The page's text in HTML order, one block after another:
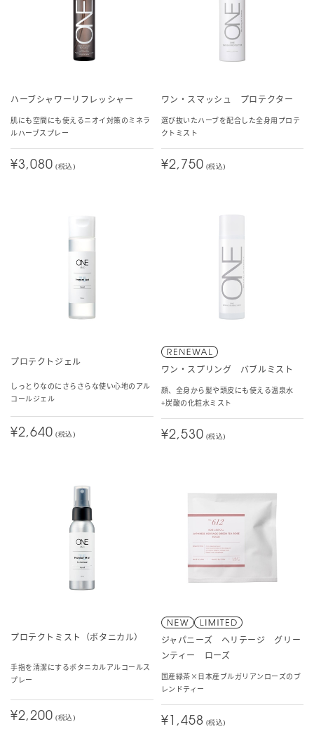
ハーブシャワーリフレッシャー
肌にも空間にも使えるニオイ対策のミネラ
ルハーブスプレー
¥3,080 (税込)
ワン・スマッシュ プロテクター
選び抜いたハーブを配合した全身用プロテ
クトミスト
¥2,750 (税込)
プロテクトジェル
しっとりなのにさらさらな使い心地のアル
コールジェル
¥2,640 (税込)
ワン・スプリング バブルミスト
顔、全身から髪や頭皮にも使える温泉水
+炭酸の化粧水ミスト
¥2,530 (税込)
プロテクトミスト（ボタニカル）
手指を清潔にするボタニカルアルコールス
プレー
¥2,200 (税込)
ジャパニーズ ヘリテージ グリー
ンティー ローズ
国産緑茶×日本産ブルガリアンローズのブ
レンドティー
¥1,458 (税込)